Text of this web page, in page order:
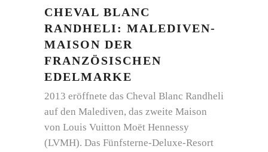
CHEVAL BLANC
RANDHELI: MALEDIVEN-
MAISON DER
FRANZÖSISCHEN
EDELMARKE
2013 eröffnete das Cheval Blanc Randheli
auf den Malediven, das zweite Maison
von Louis Vuitton Moët Hennessy
(LVMH). Das Fünfsterne-Deluxe-Resort